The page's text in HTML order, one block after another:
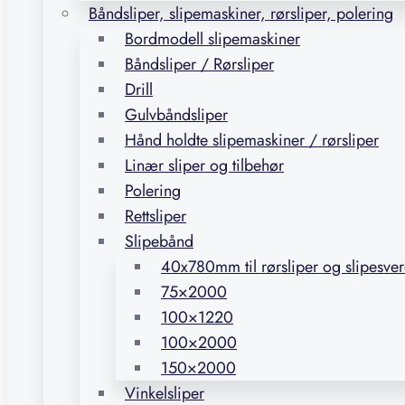
Båndsliper, slipemaskiner, rørsliper, polering
Bordmodell slipemaskiner
Båndsliper / Rørsliper
Drill
Gulvbåndsliper
Hånd holdte slipemaskiner / rørsliper
Linær sliper og tilbehør
Polering
Rettsliper
Slipebånd
40x780mm til rørsliper og
75×2000
100×1220
100×2000
150×2000
Vinkelsliper